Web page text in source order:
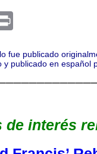
fue publicado
y publicado en español
de interés